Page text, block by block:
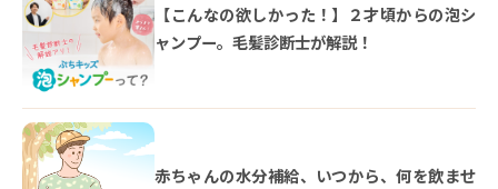
【こんなの欲しかった！】２才頃からの泡シ
ャンプー。毛髪診断士が解説！
赤ちゃんの水分補給、いつから、何を飲ませ